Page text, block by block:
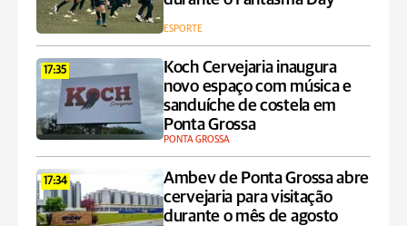
ESPORTE
17:35
Koch Cervejaria inaugura
novo espaço com música e
sanduíche de costela em
Ponta Grossa
PONTA GROSSA
17:34
Ambev de Ponta Grossa abre
cervejaria para visitação
durante o mês de agosto